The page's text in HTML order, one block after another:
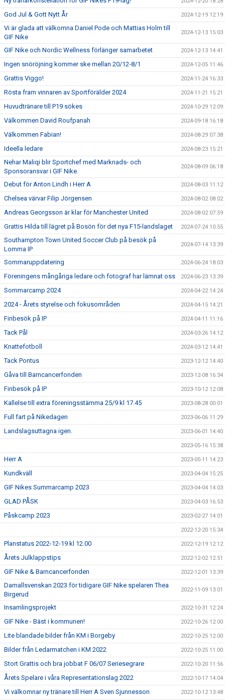
God Jul & Gott Nytt År 2024-12-19 12:19
Vi är glada att välkomna Daniel Pode och Mattias Holm till
GIF Nike
2024-12-13 15:03
GIF Nike och Nordic Wellness förlänger samarbetet 2024-12-13 14:41
Ingen snöröjning kommer ske mellan 20/12-8/1 2024-12-05 11:46
Grattis Viggo! 2024-11-24 16:33
Rösta fram vinnaren av Sportförälder 2024 2024-11-21 15:21
Huvudtränare till P19 sökes 2024-10-29 12:09
Välkommen David Roufpanah 2024-09-18 16:18
Välkommen Fabian! 2024-08-29 07:38
Ideella ledare 2024-08-23 15:21
Nehar Maliqi blir Sportchef med Marknads- och
Sponsoransvar i GIF Nike.
2024-08-09 06:18
Debut för Anton Lindh i Herr A 2024-08-03 11:12
Chelsea värvar Filip Jörgensen 2024-08-02 08:02
Andreas Georgsson är klar för Manchester United 2024-08-02 07:59
Grattis Hilda till lägret på Bosön för det nya F15-landslaget 2024-07-24 10:55
Southampton Town United Soccer Club på besök på
Lomma IP
2024-07-14 13:39
Sommaruppdatering 2024-06-24 18:03
Föreningens mångåriga ledare och fotograf har lämnat oss 2024-06-23 13:39
Sommarcamp 2024 2024-04-22 14:24
2024 - Årets styrelse och fokusområden 2024-04-15 14:21
Finbesök på IP 2024-04-11 11:16
Tack Pål 2024-03-26 14:12
Knattefotboll 2024-03-12 14:41
Tack Pontus 2023-12-12 14:40
Gåva till Barncancerfonden 2023-12-08 16:34
Finbesök på IP 2023-10-12 12:08
Kallelse till extra föreningsstämma 25/9 kl 17.45 2023-08-28 00:01
Full fart på Nikedagen 2023-06-06 11:29
Landslagsuttagna igen. 2023-06-01 14:40
2023-05-16 15:38
Herr A 2023-05-11 14:23
Kundkväll 2023-04-04 15:25
GIF Nikes Summarcamp 2023 2023-04-04 14:03
GLAD PÅSK 2023-04-03 16:53
Påskcamp 2023 2023-02-27 14:01
2022-12-20 15:34
Planstatus 2022-12-19 kl 12.00 2022-12-19 12:12
Årets Julklappstips 2022-12-02 12:51
GIF Nike & Barncancerfonden 2022-12-01 13:39
Damallsvenskan 2023 för tidigare GIF Nike spelaren Thea
Birgerud
2022-11-09 13:01
Insamlingsprojekt 2022-10-31 12:24
GIF Nike - Bäst i kommunen! 2022-10-26 12:00
Lite blandade bilder från KM i Borgeby 2022-10-25 12:00
Bilder från Ledarmatchen i KM 2022 2022-10-25 11:00
Stort Grattis och bra jobbat F 06/07 Seriesegrare 2022-10-20 11:56
Årets Spelare i våra Representationslag 2022 2022-10-17 14:04
Vi välkomnar ny tränare till Herr A Sven Sjunnesson 2022-10-12 13:48